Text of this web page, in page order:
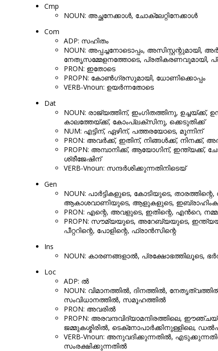
Cmp
NOUN: അച്ഛനേക്കാൾ, ചോക്ലേറ്റിനേക്കാൾ
Com
ADP: സഹിതം
NOUN: അപ്പച്ചനോടൊപ്പം,
നേതൃസമ്മേളനത്തോടെ, പ്രതികരണവുമായി,
PRON: ഇതോടെ
PROPN: കോൺഗ്രസുമായി, ധോണിക്കൊപ്പം
VERB-Vnoun: ഉയർന്നതോടെ
Dat
NOUN: രാജ്യത്തിന്, ഇംഗിതത്തിനു,
കാലത്തേയ്ക്ക്, കോംപ്ലക്സിനു, ക്കെടുതിക്ക്
NUM: എട്ടിന്, ഏഴിന്, പത്തരയോടെ, മൂന്നിന്
PRON: അവർക്ക്, ഇതിന്, നിങ്ങൾക്ക്, നിനക്ക്,
PROPN: അമ്പാനിക്ക്, ആയോഗിന്, ഇന്ത്യക്ക്,
ശ്രീജേഷിന്
VERB-Vnoun: സന്ദർശിക്കുന്നതിനിടെയ്
Gen
NOUN: പാർട്ടികളുടെ, കോടിയുടെ,
ആകാശവാണിയുടെ, ആളുകളുടെ,
PRON: എന്റെ, അവളുടെ, ഇതിന്റെ, എൻറെ,
PROPN: സൗമ്യയുടെ, അറേബ്യയുടെ,
പീറ്ററിന്റെ, പോളിന്റെ, ഫ്രാൻസിന്റെ
Ins
NOUN: കാരണങ്ങളാൽ, പ്രക്ഷോഭത്തിലൂടെ,
Loc
ADP: ൽ
NOUN: വിമാനത്തിൽ, ദിനത്തിൽ,
സംവിധാനത്തിൽ, സമൂഹത്തിൽ
PRON: അവരിൽ
PROPN: അരവന്ദവിദ്യാമന്ദിരത്തിലെ,
ജമ്മുകശ്മിരിൽ, ടെക്‌നോപാർക്കിനുള്ളിലെ,
VERB-Vnoun: അനുവദിക്കുന്നതിൽ,
സംരക്ഷിക്കുന്നതിൽ